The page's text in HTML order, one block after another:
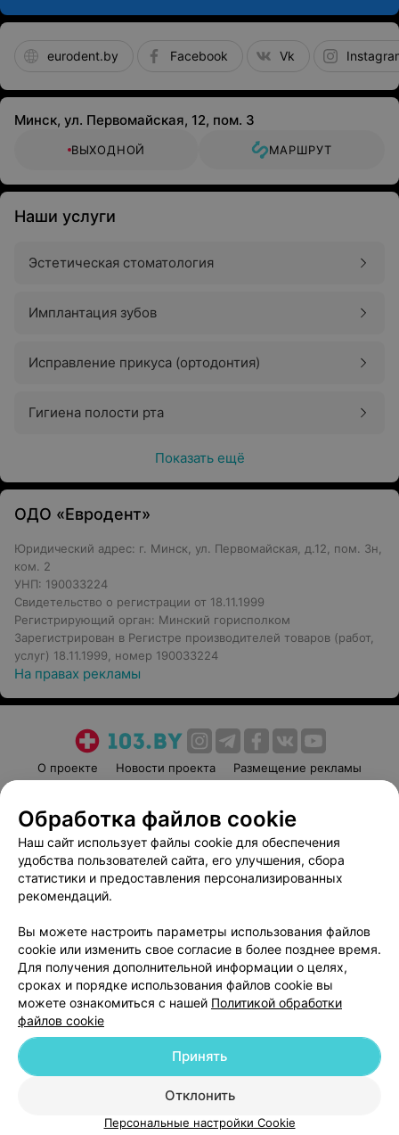
eurodent.by Facebook Vk
Минск, ул. Первомайская, 12, пом. 3
ВЫХОДНОЙ МАРШРУТ
Наши услуги
Эстетическая стоматология
Имплантация зубов
Исправление прикуса (ортодонтия)
Гигиена полости рта
Показать ещё
ОДО «Евродент»
Юридический адрес: г. Минск, ул. Первомайская, д.12, пом. 3н,
ком. 2
УНП: 190033224
Свидетельство о регистрации от 18.11.1999
Регистрирующий орган: Минский горисполком
Зарегистрирован в Регистре производителей товаров (работ,
услуг) 18.11.1999, номер 190033224
На правах рекламы
О проекте Новости проекта
Размещение рекламы
Пользовательское соглашение
Способы оплаты
Вакансии
Партнеры
Написать руководителю 103.by
Обработка персональных данных
© 2026 ООО «Артокс Лаб», УНП 191700409
| 220012, Республика Беларусь,
Служба поддержки +375 291212755
Обработка файлов cookie
Наш сайт использует файлы cookie для обеспечения
удобства пользователей сайта, его улучшения, сбора
статистики и предоставления персонализированных
рекомендаций.
Вы можете настроить параметры использования файлов
cookie или изменить свое согласие в более позднее время.
Для получения дополнительной информации о целях,
сроках и порядке использования файлов cookie вы
можете ознакомиться с нашей Политикой обработки
файлов cookie
Отклонить
Принять
Персональные настройки Cookie